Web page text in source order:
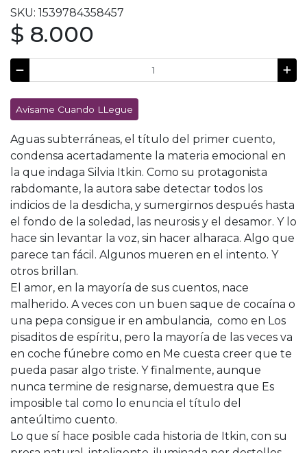
SKU: 1539784358457
$ 8.000
Avísame Cuando LLegue
Aguas subterráneas, el título del primer cuento,
condensa acertadamente la materia emocional en
la que indaga Silvia Itkin. Como su protagonista
rabdomante, la autora sabe detectar todos los
indicios de la desdicha, y sumergirnos después hasta
el fondo de la soledad, las neurosis y el desamor. Y lo
hace sin levantar la voz, sin hacer alharaca. Algo que
parece tan fácil. Algunos mueren en el intento. Y
otros brillan.
El amor, en la mayoría de sus cuentos, nace
malherido. A veces con un buen saque de cocaína o
una pepa consigue ir en ambulancia, como en Los
pisaditos de espíritu, pero la mayoría de las veces va
en coche fúnebre como en Me cuesta creer que te
pueda pasar algo triste. Y finalmente, aunque
nunca termine de resignarse, demuestra que Es
imposible tal como lo enuncia el título del
anteúltimo cuento.
Lo que sí hace posible cada historia de Itkin, con su